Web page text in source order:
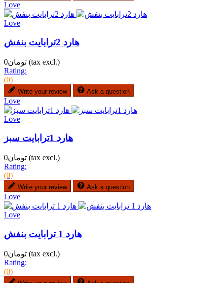
Love
Love
هارد 2ترابایت بنفش
تومان0 (tax excl.)
Rating:
(0)
Write your review Ask a question
Love
Love
هارد 1ترابایت سبز
تومان0 (tax excl.)
Rating:
(0)
Write your review Ask a question
Love
Love
هارد 1 ترابایت بنفش
تومان0 (tax excl.)
Rating:
(0)